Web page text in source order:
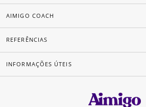
AIMIGO COACH
REFERÊNCIAS
INFORMAÇÕES ÚTEIS